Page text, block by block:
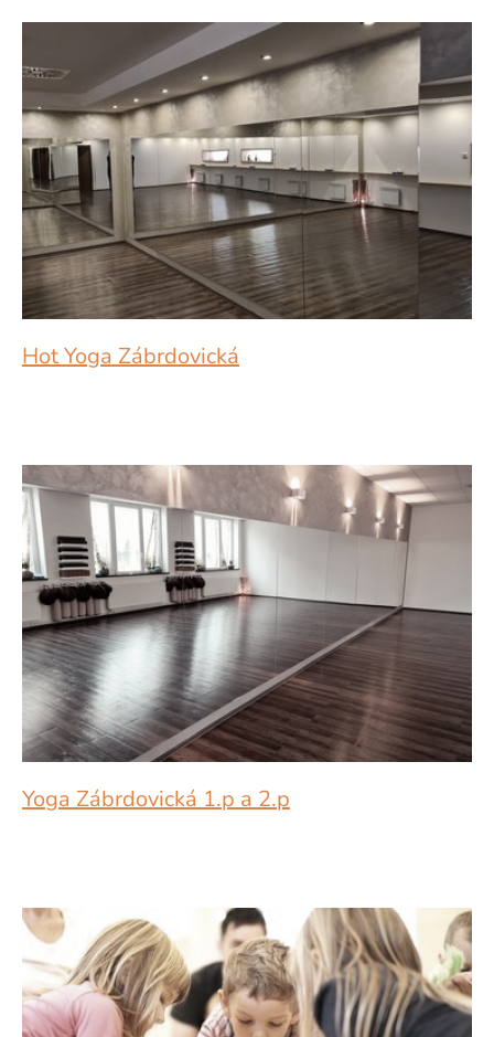
Hot Yoga Zábrdovická
Yoga Zábrdovická 1.p a 2.p